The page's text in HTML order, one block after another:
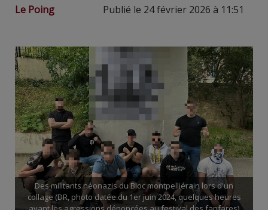
Le Poing Publié le 24 février 2026 à 11:51
Des militants néonazis du Bloc montpelliérain lors d'un
collage (DR, photo datée du 1er juin 2024, quelques heures